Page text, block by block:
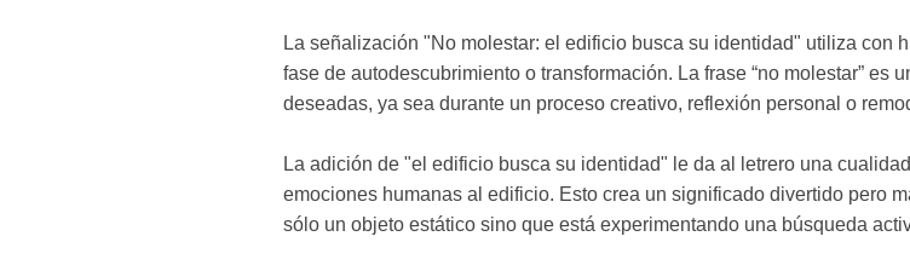
La señalización "No molestar: el edificio busca su identidad" utiliza con
fase de autodescubrimiento o transformación. La frase “no molestar” es
deseadas, ya sea durante un proceso creativo, reflexión personal o
La adición de "el edificio busca su identidad" le da al letrero una
emociones humanas al edificio. Esto crea un significado divertido pero
sólo un objeto estático sino que está experimentando una búsqueda